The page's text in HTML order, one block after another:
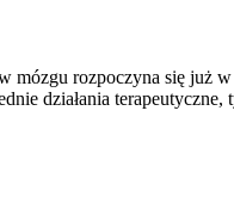
rozpoczyna się już w
działania terapeutyczne,